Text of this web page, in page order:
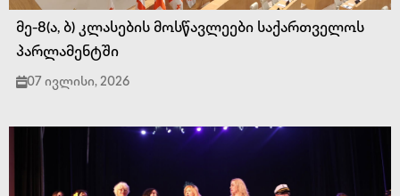
მე-8(ა, ბ) კლასების მოსწავლეები საქართველოს
პარლამენტში
07 ივლისი, 2026